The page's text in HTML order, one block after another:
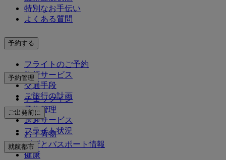
特別なお手伝い
よくある質問
予約する
フライトのご予約
旅行サービス
交通手段
ご旅行の計画
予約管理
チェックイン
予約管理
送迎サービス
フライト状況
ご出発前に
お手荷物
ビザとパスポート情報
健康
就航都市